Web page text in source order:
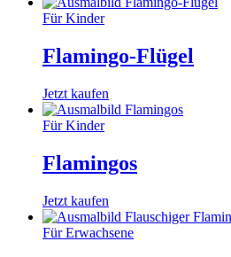
Für Kinder
Flamingo-Flügel
Jetzt kaufen
Für Kinder
Flamingos
Jetzt kaufen
Für Erwachsene